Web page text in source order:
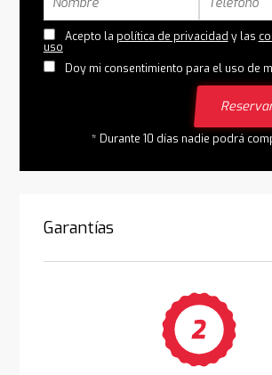
Acepto la política de privacidad y las
uso
Doy mi consentimiento para el uso de
* Durante 10 días nadie podrá
Garantías